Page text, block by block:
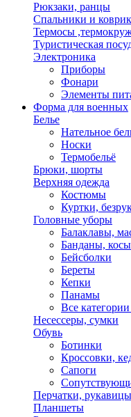
Рюкзаки, ранцы
Спальники и
Термосы
Туристическая
Электроника
Приборы
Фонари
Элементы
Форма для военных
Белье
Нательное
Носки
Термобельё
Брюки, шорты
Верхняя одежда
Костюмы
Куртки,
Головные уборы
Балаклавы,
Банданы,
Бейсболки
Береты
Кепки
Панамы
Все
Несессеры, сумки
Обувь
Ботинки
Кроссовки,
Сапоги
Перчатки, рукавицы
Планшеты